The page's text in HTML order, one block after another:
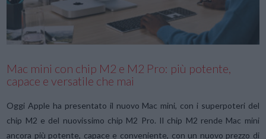
Mac mini con chip M2 e M2 Pro: più potente,
capace e versatile che mai
Oggi Apple ha presentato il nuovo Mac mini, con i superpoteri del
chip M2 e del nuovissimo chip M2 Pro. Il chip M2 rende Mac mini
ancora più potente, capace e conveniente, con un nuovo prezzo di